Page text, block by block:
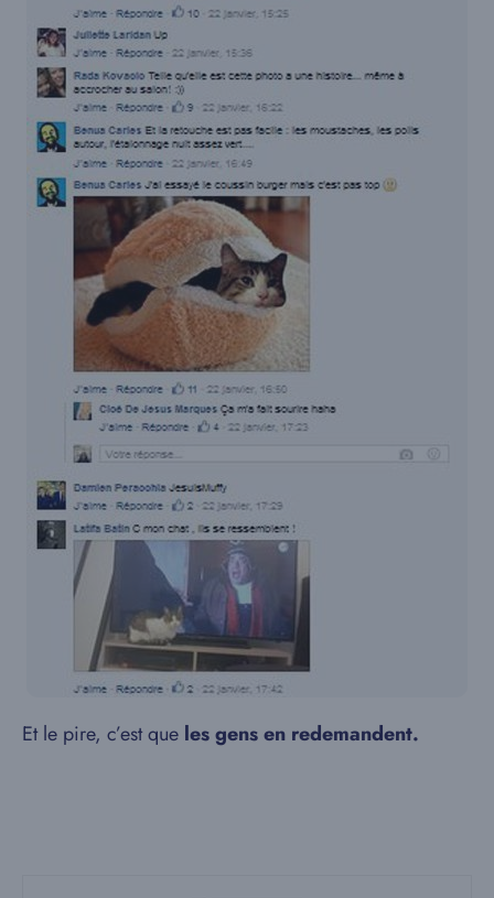
Et le pire, c’est que les gens en redemandent.